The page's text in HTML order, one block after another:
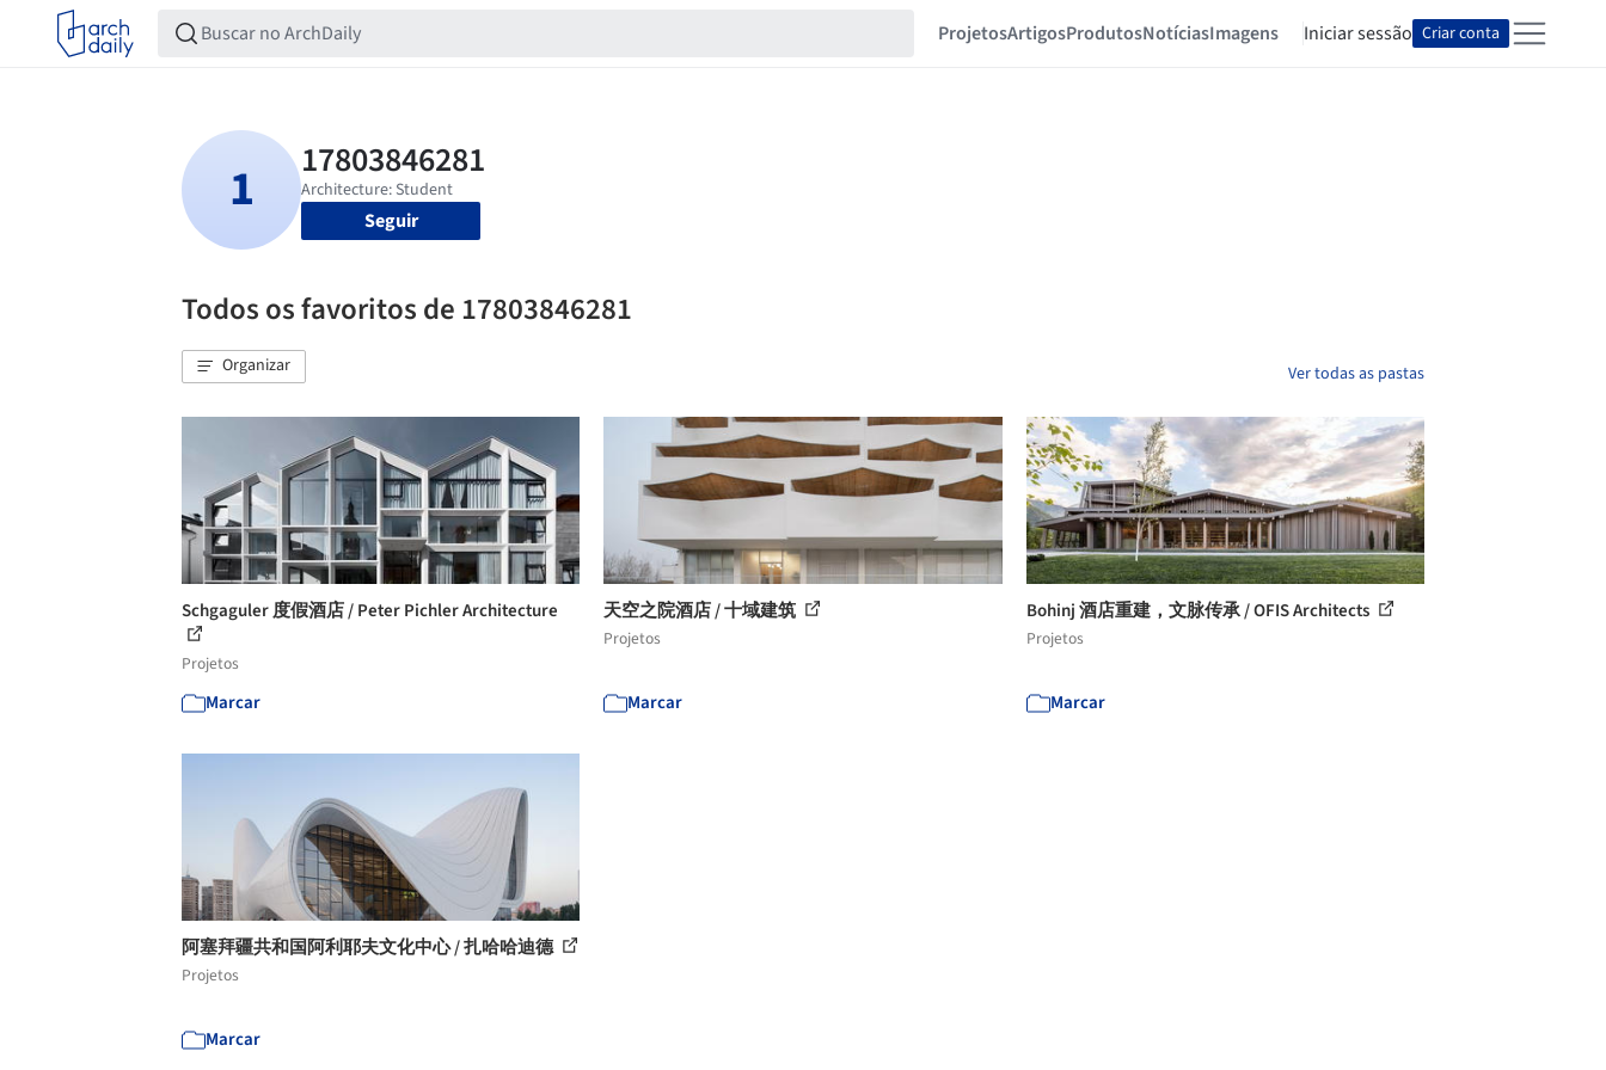
ProjetosArtigosProdutosNotíciasImagens Iniciar sessão Criar conta
Seguir
Todos os favoritos de 17803846281
Organizar Ver todas as pastas
Schgaguler 度假酒店 / Peter Pichler Architecture
Projetos
Marcar
天空之院酒店 / 十域建筑
Projetos
Marcar
Bohinj 酒店重建，文脉传承 / OFIS Architects
Projetos
Marcar
阿塞拜疆共和国阿利耶夫文化中心 / 扎哈哈迪德
Projetos
Marcar